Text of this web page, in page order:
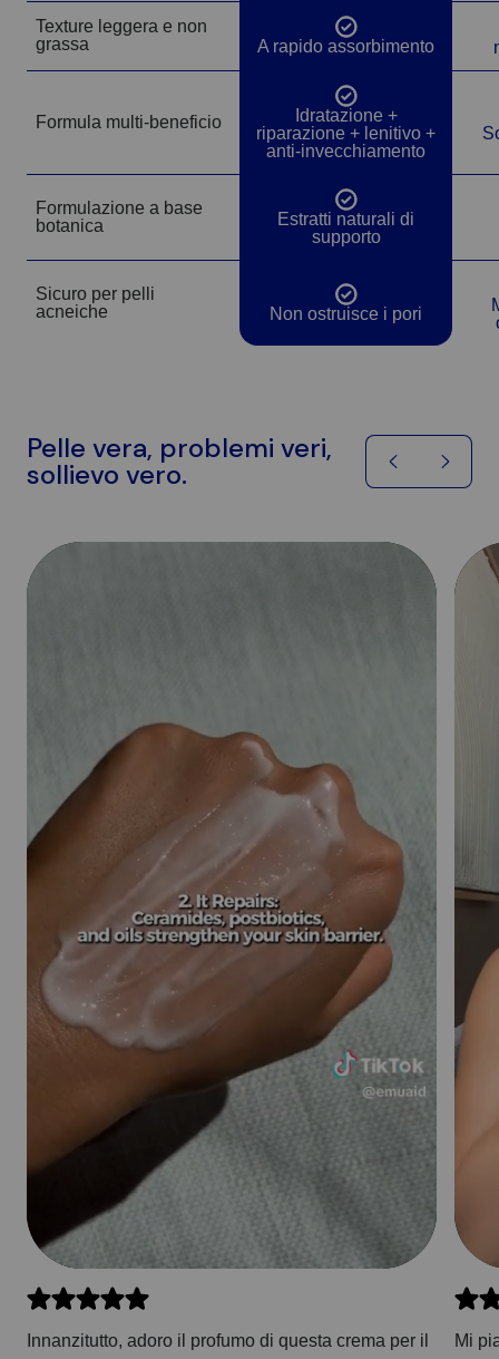
Gliceridi di Oliva, Propanediolo, Succo di Foglie di Aloe
Barbadensis, Gomma di Sclerotium, Gomma di Xantano,
Ialuronato di Sodio, Gliceridi di Palmisti Idrogenati, 1,2-
Esandiolo, Gliceridi di Palma Idrogenati, Olio di
Corteccia di Cedrus Atlantica, olio di pelargonium
graveolens, olio di fiori di cananga odorata, olio di
citrus limon (limone), olio di foglie di pogostemon cablin,
olio di legno di fusanus spicatus, idrossiacetofenone,
acido caprilidrossamico, idrossido di sodio, fitato di
Texture leggera e non
grassa
Sì
A rapido assorbimento
Formula multi-beneficio
Sì
Idratazione +
riparazione + lenitivo +
anti-invecchiamento
Formulazione a base
botanica
Sì
Estratti naturali di
supporto
Sicuro per pelli
acneiche
Sì
Non ostruisce i pori
Pelle vera, problemi veri,
sollievo vero.
Innanzitutto, adoro il profumo di questa crema per il
Mi